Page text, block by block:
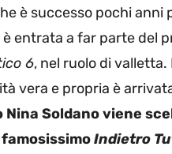
è successo pochi anni
entrata a far parte del
6, nel ruolo di valletta.
vera e propria è
Nina Soldano viene
Indietro